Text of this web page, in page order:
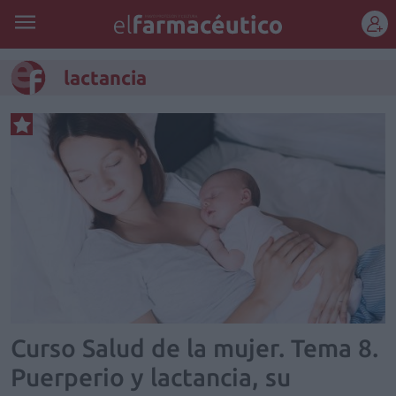
lactancia
Curso Salud de la mujer. Tema 8.
Puerperio y lactancia, su